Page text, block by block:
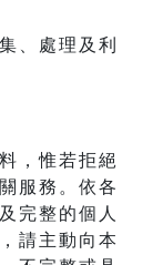
、處理及利
，惟若拒絕
服務。依各
完整的個人
請主動向本